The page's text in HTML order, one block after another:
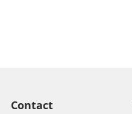
Contact